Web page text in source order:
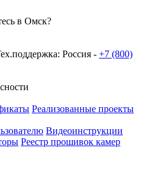
в Омск?
Россия - +7 (800)
Реализованные проекты
Видеоинструкции
Реестр прошивок камер